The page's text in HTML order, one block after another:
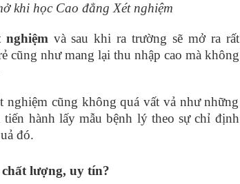
khi học Cao đẳng Xét nghiệm
nghiệm và sau khi ra trường sẽ mở ra rất
cũng như mang lại thu nhập cao mà không
nghiệm cũng không quá vất vả như những
hành lấy mẫu bệnh lý theo sự chỉ định
đó.
lượng, uy tín?